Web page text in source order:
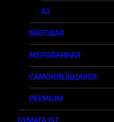
A3
МАТОВАЯ
МЕЛОВАННАЯ
САМОКЛЕЯЩАЯСЯ
PREMIUM